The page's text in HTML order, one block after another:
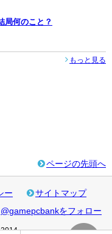
局何のこと？
もっと見る
ページの先頭へ
ー
サイトマップ
@gamepcbankをフォロー